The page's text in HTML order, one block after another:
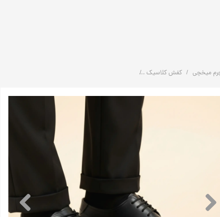
میخچی کفش کلاسیک